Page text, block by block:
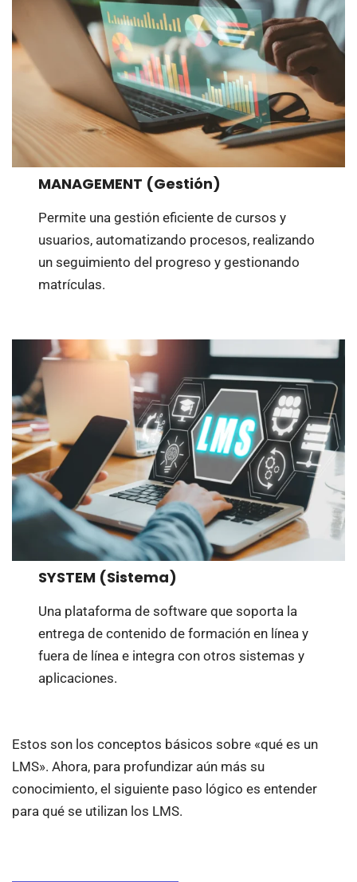
MANAGEMENT (Gestión)
Permite una gestión eficiente de cursos y
usuarios, automatizando procesos, realizando
un seguimiento del progreso y gestionando
matrículas.
SYSTEM (Sistema)
Una plataforma de software que soporta la
entrega de contenido de formación en línea y
fuera de línea e integra con otros sistemas y
aplicaciones.
Estos son los conceptos básicos sobre «qué es un
LMS». Ahora, para profundizar aún más su
conocimiento, el siguiente paso lógico es entender
para qué se utilizan los LMS.